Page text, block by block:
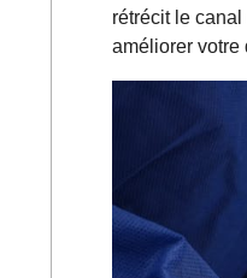
rétrécit le
améliorer votre